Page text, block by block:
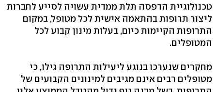
טכנולוגיית הדפסה תלת ממדית עשויה לסייע לחברות
ליצור תרופות בהתאמה אישית לכל מטופל, במקום
התרופות הקיימות כיום, בעלות מינון קבוע לכל
המטופלים.
מחקרים שנערכו בנוגע ליעילות התרופה גילו, כי
מטופלים רבים אינם מגיבים למינונים הקבועים של